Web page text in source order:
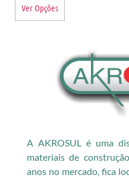
Ver Opções
A AKROSUL é uma
materiais de
anos no mercado, fica